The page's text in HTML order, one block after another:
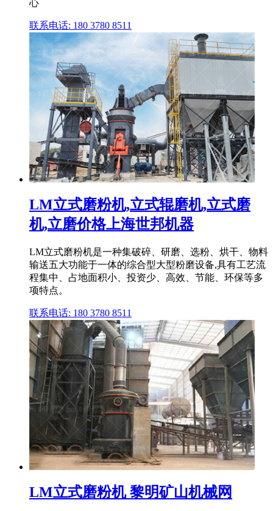
心
联系电话: 180 3780 8511
LM立式磨粉机,立式辊磨机,立式磨
机,立磨价格上海世邦机器
LM立式磨粉机是一种集破碎、研磨、选粉、烘干、物料
输送五大功能于一体的综合型大型粉磨设备,具有工艺流
程集中、占地面积小、投资少、高效、节能、环保等多
项特点。
联系电话: 180 3780 8511
LM立式磨粉机 黎明矿山机械网